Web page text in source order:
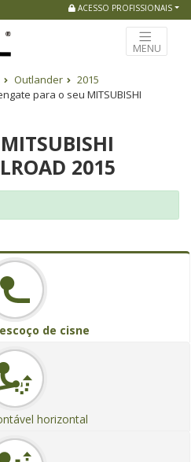
ACESSO PROFISSIONAIS
MENU
Outlander
2015
para o seu MITSUBISHI
2015
de cisne
horizontal